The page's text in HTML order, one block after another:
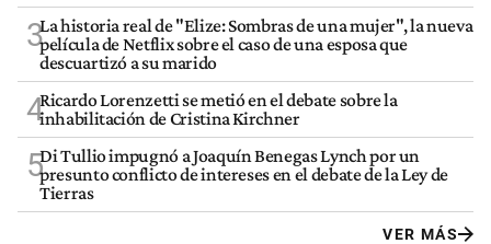
3La historia real de "Elize: Sombras de una mujer", la nueva
película de Netflix sobre el caso de una esposa que
descuartizó a su marido
4Ricardo Lorenzetti se metió en el debate sobre la
inhabilitación de Cristina Kirchner
5Di Tullio impugnó a Joaquín Benegas Lynch por un
presunto conflicto de intereses en el debate de la Ley de
Tierras
VER MÁS